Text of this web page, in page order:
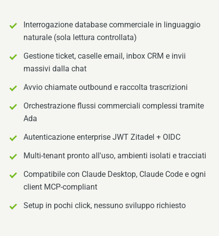
Interrogazione database commerciale in linguaggio
naturale (sola lettura controllata)
Gestione ticket, caselle email, inbox CRM e invii
massivi dalla chat
Avvio chiamate outbound e raccolta trascrizioni
Orchestrazione flussi commerciali complessi tramite
Ada
Autenticazione enterprise JWT Zitadel + OIDC
Multi-tenant pronto all'uso, ambienti isolati e tracciati
Compatibile con Claude Desktop, Claude Code e ogni
client MCP-compliant
Setup in pochi click, nessuno sviluppo richiesto